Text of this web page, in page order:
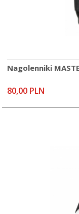
Nagolenniki
80,00 PLN